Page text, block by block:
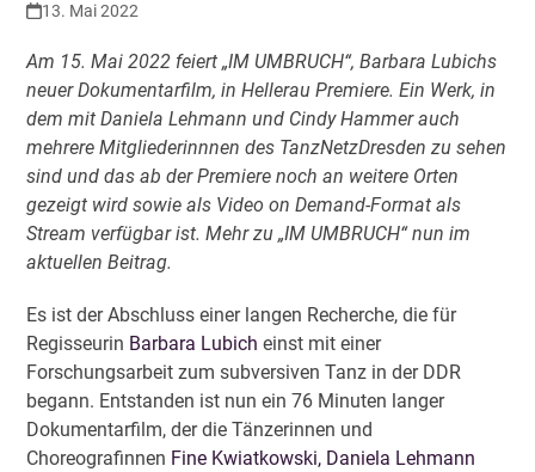
13. Mai 2022
Am 15. Mai 2022 feiert „IM UMBRUCH“, Barbara Lubichs
neuer Dokumentarfilm, in Hellerau Premiere. Ein Werk, in
dem mit Daniela Lehmann und Cindy Hammer auch
mehrere Mitgliederinnnen des TanzNetzDresden zu sehen
sind und das ab der Premiere noch an weitere Orten
gezeigt wird sowie als Video on Demand-Format als
Stream verfügbar ist. Mehr zu „IM UMBRUCH“ nun im
aktuellen Beitrag.
Es ist der Abschluss einer langen Recherche, die für
Regisseurin Barbara Lubich einst mit einer
Forschungsarbeit zum subversiven Tanz in der DDR
begann. Entstanden ist nun ein 76 Minuten langer
Dokumentarfilm, der die Tänzerinnen und
Choreografinnen Fine Kwiatkowski, Daniela Lehmann